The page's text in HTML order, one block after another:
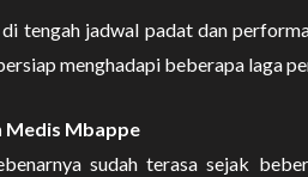
tengah jadwal padat dan
menghadapi beberapa laga
Medis Mbappe
sudah terasa sejak